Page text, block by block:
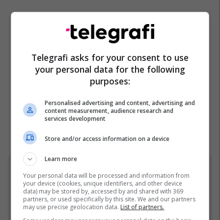
Ferma VIP
Telegrafi asks for your consent to use
your personal data for the following
purposes:
Personalised advertising and content, advertising and
content measurement, audience research and
services development
Store and/or access information on a device
Learn more
Your personal data will be processed and information from
your device (cookies, unique identifiers, and other device
data) may be stored by, accessed by and shared with 369
partners, or used specifically by this site. We and our partners
may use precise geolocation data. List of partners.